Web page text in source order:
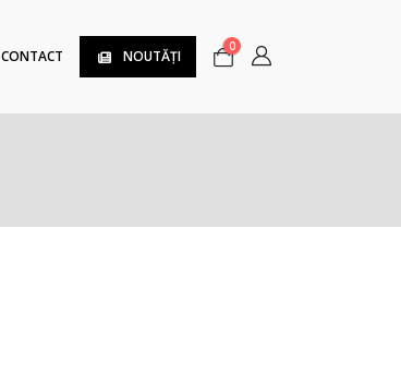
CONTACT NOUTĂȚI
0